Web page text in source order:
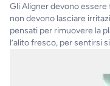
Gli Aligner devono
non devono lasciare
pensati per rimuovere la
l’alito fresco, per sentirsi